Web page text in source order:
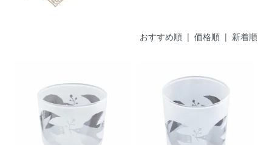
おすすめ順 | 価格順| 新着順